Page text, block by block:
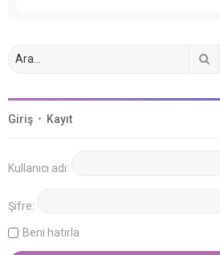
Giriş • Kayıt
Kullanıcı adı:
Şifre:
Beni hatırla